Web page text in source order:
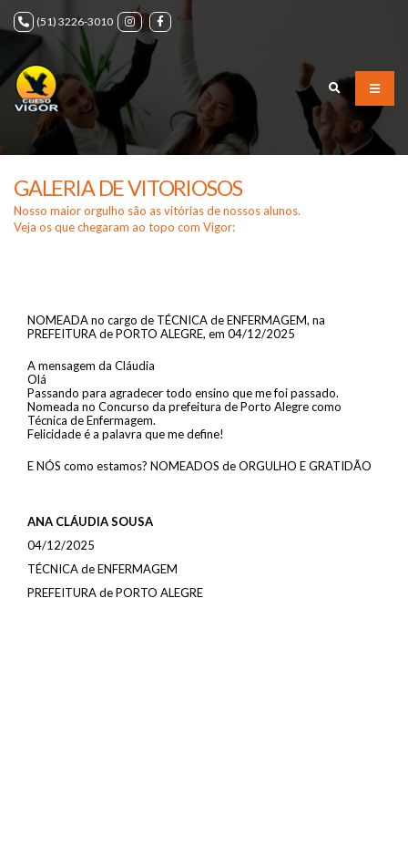
(51) 3226-3010
GALERIA DE VITORIOSOS
Nosso maior orgulho são as vitórias de nossos alunos.
Veja os que chegaram ao topo com Vigor:
NOMEADA no cargo de TÉCNICA de ENFERMAGEM, na
PREFEITURA de PORTO ALEGRE, em 04/12/2025
A mensagem da Cláudia
Olá
Passando para agradecer todo ensino que me foi passado.
Nomeada no Concurso da prefeitura de Porto Alegre como
Técnica de Enfermagem.
Felicidade é a palavra que me define!
E NÓS como estamos? NOMEADOS de ORGULHO E GRATIDÃO
ANA CLÁUDIA SOUSA
04/12/2025
TÉCNICA de ENFERMAGEM
PREFEITURA de PORTO ALEGRE